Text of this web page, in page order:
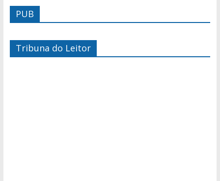
PUB
Tribuna do Leitor